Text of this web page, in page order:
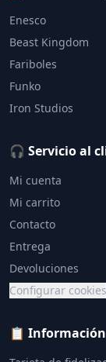
Enesco
Beast Kingdom
Fariboles
Funko
Iron Studios
🎧 Servicio al
Mi cuenta
Mi carrito
Contacto
Entrega
Devoluciones
Configurar cookies
📋